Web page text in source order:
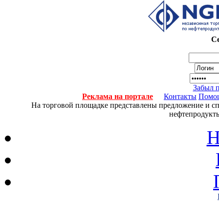
Забыл
Реклама на портале
Контакты
На торговой площадке представлены предложение и